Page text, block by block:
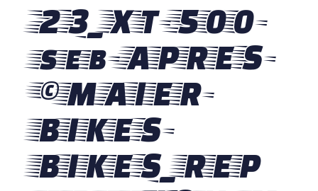
23_XT-500-
seb-APRES-
©MAIER-
BIKES-
BIKES_REP